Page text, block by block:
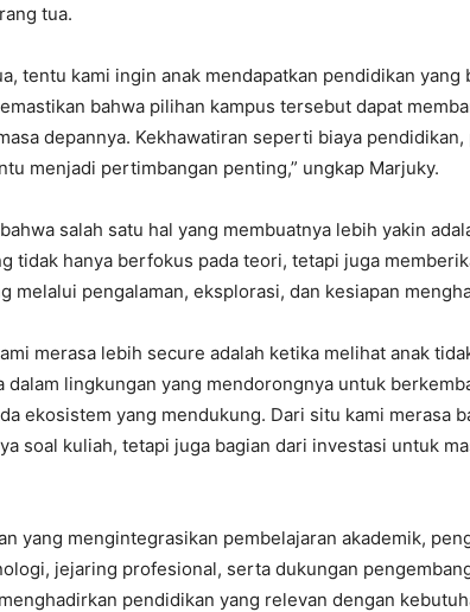
tua.
tentu kami ingin anak mendapatkan pendidikan
bahwa pilihan kampus tersebut dapat
depannya. Kekhawatiran seperti biaya
menjadi pertimbangan penting,” ungkap Marjuky.
salah satu hal yang membuatnya lebih yakin
tidak hanya berfokus pada teori, tetapi juga
melalui pengalaman, eksplorasi, dan kesiapan
merasa lebih secure adalah ketika melihat anak
dalam lingkungan yang mendorongnya untuk
ekosistem yang mendukung. Dari situ kami merasa
soal kuliah, tetapi juga bagian dari investasi untuk
yang mengintegrasikan pembelajaran akademik,
jejaring profesional, serta dukungan
pendidikan yang relevan dengan